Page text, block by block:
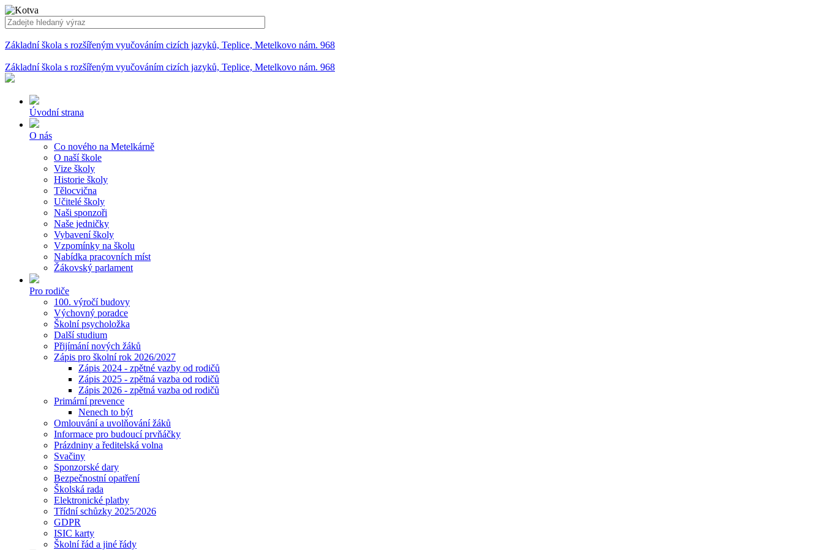
Základní škola s rozšířeným vyučováním cizích jazyků, Teplice, Metelkovo nám. 968
Základní škola s rozšířeným vyučováním cizích jazyků, Teplice, Metelkovo nám. 968
Úvodní strana
O nás
Co nového na Metelkárně
O naší škole
Vize školy
Historie školy
Tělocvična
Učitelé školy
Naši sponzoři
Naše jedničky
Vybavení školy
Vzpomínky na školu
Nabídka pracovních míst
Žákovský parlament
Pro rodiče
100. výročí budovy
Výchovný poradce
Školní psycholožka
Další studium
Přijímání nových žáků
Zápis pro školní rok 2026/2027
Zápis 2024 - zpětné vazby od rodičů
Zápis 2025 - zpětná vazba od rodičů
Zápis 2026 - zpětná vazba od rodičů
Primární prevence
Nenech to být
Omlouvání a uvolňování žáků
Informace pro budoucí prvňáčky
Prázdniny a ředitelská volna
Svačiny
Sponzorské dary
Bezpečnostní opatření
Školská rada
Elektronické platby
Třídní schůzky 2025/2026
GDPR
ISIC karty
Školní řád a jiné řády